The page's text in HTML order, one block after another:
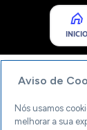
INICIO
Aviso de
Nós usamos
melhorar a sua